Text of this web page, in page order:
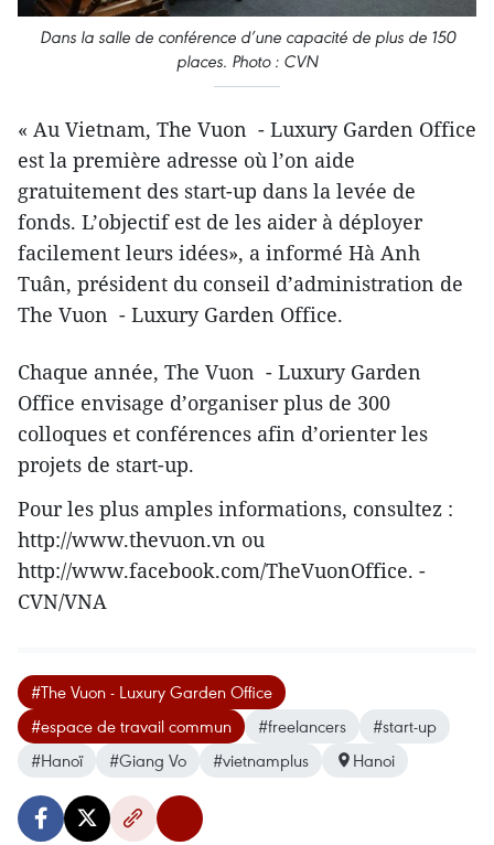
Dans la salle de conférence d’une capacité de plus de 150
places. Photo : CVN
« Au Vietnam, The Vuon - Luxury Garden Office
est la première adresse où l’on aide
gratuitement des start-up dans la levée de
fonds. L’objectif est de les aider à déployer
facilement leurs idées», a informé Hà Anh
Tuân, président du conseil d’administration de
The Vuon - Luxury Garden Office.
Chaque année, The Vuon - Luxury Garden
Office envisage d’organiser plus de 300
colloques et conférences afin d’orienter les
projets de start-up.
Pour les plus amples informations, consultez :
http://www.thevuon.vn ou
http://www.facebook.com/TheVuonOffice. -
CVN/VNA
#The Vuon - Luxury Garden Office
#espace de travail commun
#freelancers
#start-up
#Hanoï
#Giang Vo #vietnamplus Hanoi